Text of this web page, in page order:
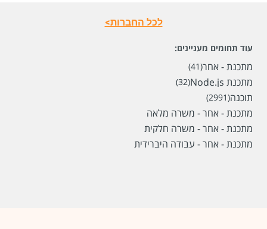
לכל החברות>
עוד תחומים מעניינים:
מתכנת - אחר(41)
מתכנת Node.js (32)
תוכנה(2991)
מתכנת - אחר - משרה מלאה
מתכנת - אחר - משרה חלקית
מתכנת - אחר - עבודה היברידית